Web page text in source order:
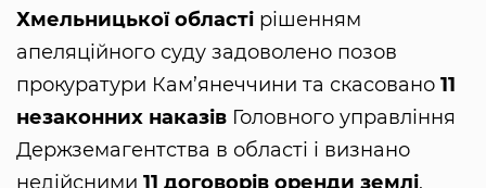
Хмельницької області рішенням
апеляційного суду задоволено позов
прокуратури Кам’янеччини та скасовано 11
незаконних наказів Головного управління
Держземагентства в області і визнано
недійсними 11 договорів оренди землі,